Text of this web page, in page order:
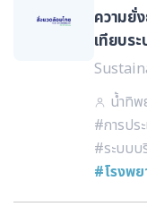
ความยั่
เทียบร
อาณาจั
บริบท
Study
น้ำทิ
#การปร
#ระบบบ
#โรงพย